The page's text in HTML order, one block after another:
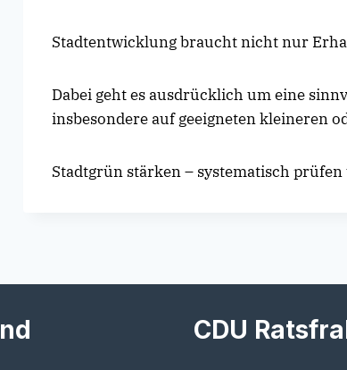
Stadtentwicklung braucht nicht nur
Dabei geht es ausdrücklich um eine
insbesondere auf geeigneten kleineren
Stadtgrün stärken – systematisch
CDU